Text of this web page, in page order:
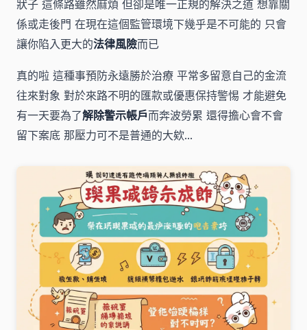
狀子 這條路雖然麻煩 但卻是唯一正規的解決之道 想靠關
係或走後門 在現在這個監管環境下幾乎是不可能的 只會
讓你陷入更大的法律風險而已
真的啦 這種事預防永遠勝於治療 平常多留意自己的金流
往來對象 對於來路不明的匯款或優惠保持警惕 才能避免
有一天要為了解除警示帳戶而奔波勞累 還得擔心會不會
留下案底 那壓力可不是普通的大欸...